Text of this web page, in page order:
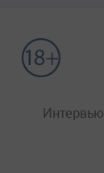
Интервью